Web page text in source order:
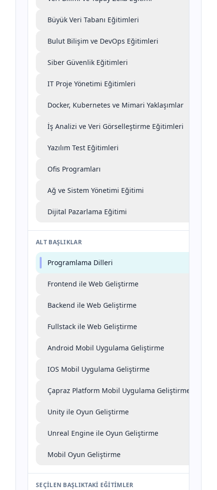
Büyük Veri Tabanı Eğitimleri
Bulut Bilişim ve DevOps Eğitimleri
Siber Güvenlik Eğitimleri
IT Proje Yönetimi Eğitimleri
Docker, Kubernetes ve Mimari Yaklaşımlar
İş Analizi ve Veri Görselleştirme Eğitimleri
Yazılım Test Eğitimleri
Ofis Programları
Ağ ve Sistem Yönetimi Eğitimi
Dijital Pazarlama Eğitimi
ALT BAŞLIKLAR
Programlama Dilleri
Frontend ile Web Geliştirme
Backend ile Web Geliştirme
Fullstack ile Web Geliştirme
Android Mobil Uygulama Geliştirme
IOS Mobil Uygulama Geliştirme
Çapraz Platform Mobil Uygulama Geliştirme
Unity ile Oyun Geliştirme
Unreal Engine ile Oyun Geliştirme
Mobil Oyun Geliştirme
SEÇILEN BAŞLIKTAKI EĞITIMLER